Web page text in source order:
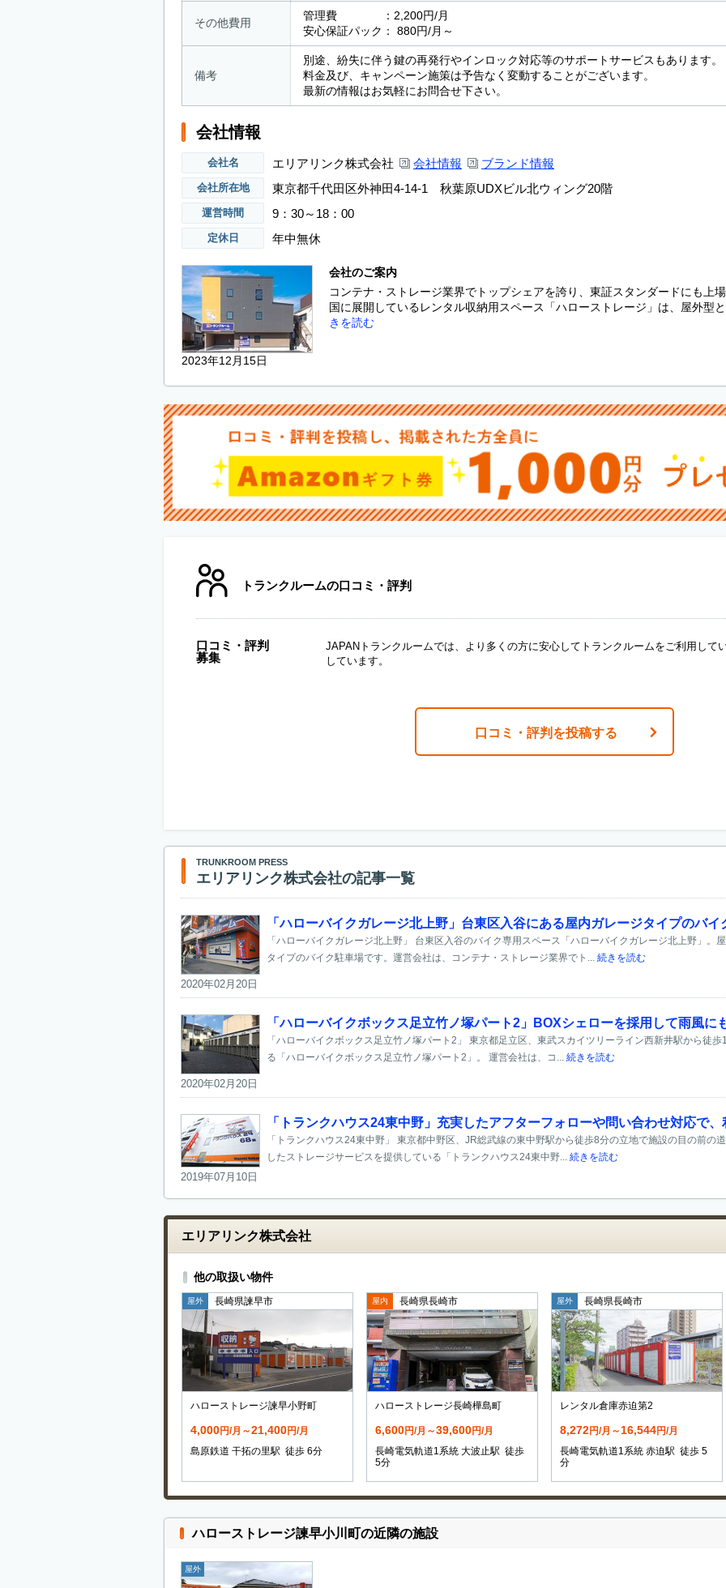
その他費用
管理費 ：2,200円/月
安心保証パック： 880円/月～
備考
別途、紛失に伴う鍵の再発行やインロック対応等のサポートサービスもあります。
料金及び、キャンペーン施策は予告なく変動することがございます。
最新の情報はお気軽にお問合せ下さい。
会社情報
会社名 エリアリンク株式会社 会社情報 ブランド情報
会社所在地 東京都千代田区外神田4-14-1 秋葉原UDXビル北ウィング20階
運営時間 9：30～18：00
定休日 年中無休
2023年12月15日
会社のご案内
コンテナ・ストレージ業界でトップシェアを誇り、東証スタンダードにも上
国に展開しているレンタル収納用スペース「ハローストレージ」は、屋外型
きを読む
トランクルームの口コミ・評判
口コミ・評判
募集
JAPANトランクルームでは、より多くの方に安心してトランクルームをご利用して
しています。
口コミ・評判を投稿する
TRUNKROOM PRESS
エリアリンク株式会社の記事一覧
「ハローバイクガレージ北上野」台東区入谷にある屋内ガレージタイプのバイ
「ハローバイクガレージ北上野」 台東区入谷のバイク専用スペース「ハローバイクガレージ北上野」。
タイプのバイク駐車場です。運営会社は、コンテナ・ストレージ業界でト...
続きを読む
2020年02月20日
「ハローバイクボックス足立竹ノ塚パート2」BOXシェローを採用して雨風に
「ハローバイクボックス足立竹ノ塚パート2」 東京都足立区、東武スカイツリーライン西新井駅から徒
る「ハローバイクボックス足立竹ノ塚パート2」。 運営会社は、コ...
続きを読む
2020年02月20日
「トランクハウス24東中野」充実したアフターフォローや問い合わせ対応で、
「トランクハウス24東中野」 東京都中野区、JR総武線の東中野駅から徒歩8分の立地で施設の目の前の
したストレージサービスを提供している「トランクハウス24東中野...
続きを読む
2019年07月10日
エリアリンク株式会社
他の取扱い物件
屋外 長崎県諫早市
ハローストレージ諫早小野町
4,000円/月～21,400円/月
島原鉄道 干拓の里駅 徒歩 6分
屋内 長崎県長崎市
ハローストレージ長崎樺島町
6,600円/月～39,600円/月
長崎電気軌道1系統 大波止駅 徒歩
5分
屋外 長崎県長崎市
レンタル倉庫赤迫第2
8,272円/月～ 16,544円/月
長崎電気軌道1系統 赤迫駅 徒歩 5
分
ハローストレージ諫早小川町の近隣の施設
屋外